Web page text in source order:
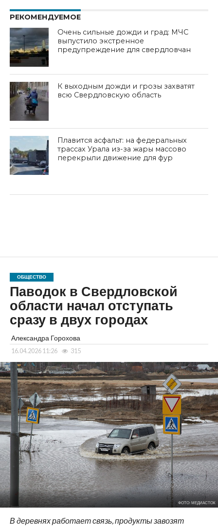
РЕКОМЕНДУЕМОЕ
Очень сильные дожди и град: МЧС
выпустило экстренное
предупреждение для свердловчан
К выходным дожди и грозы захватят
всю Свердловскую область
Плавится асфальт: на федеральных
трассах Урала из-за жары массово
перекрыли движение для фур
ОБЩЕСТВО
Паводок в Свердловской
области начал отступать
сразу в двух городах
Александра Горохова
16.04.2026 11:26 315
ФОТО: МЕДИАСТОК
В деревнях работает связь, продукты завозят